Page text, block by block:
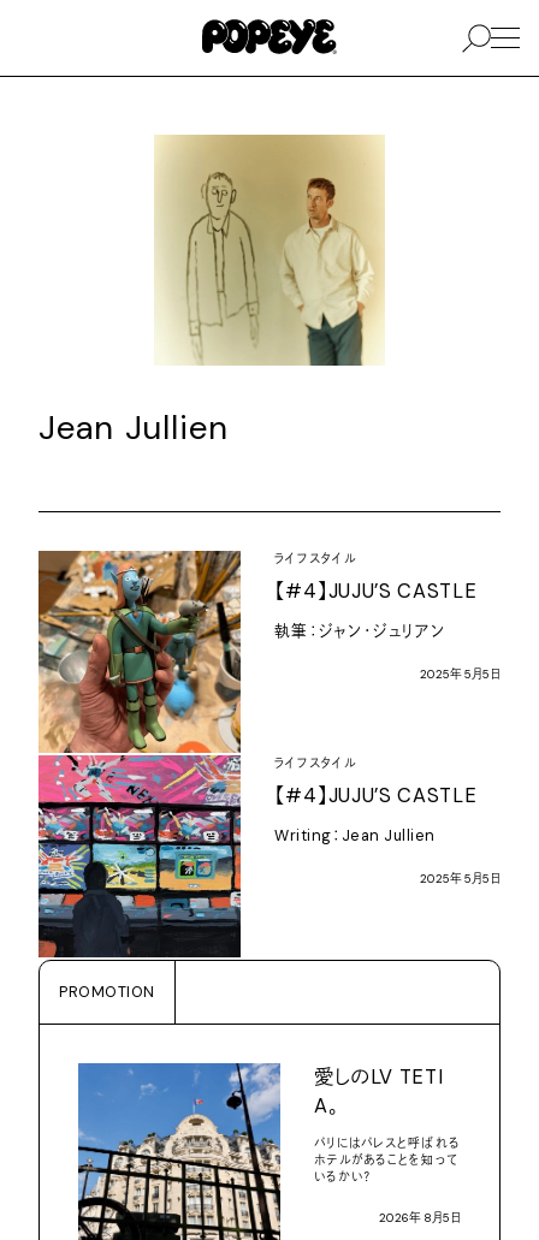
Jean Jullien
ライフスタイル
【#4】JUJU’S CASTLE
執筆：ジャン・ジュリアン
2025年5月5 日
ライフスタイル
【#4】JUJU’S CASTLE
Writing： Jean Jullien
2025年5月5 日
PROMOTION
愛しのLV TETI
A。
パリにはパレスと呼ばれる
ホテルがあることを知って
いるかい？
2026年 8月5 日